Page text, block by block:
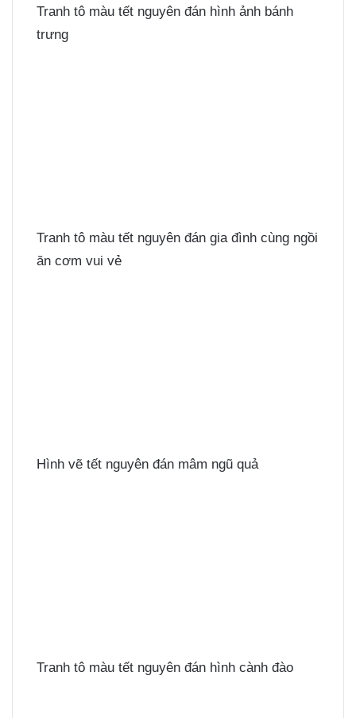
Tranh tô màu tết nguyên đán hình ảnh bánh
trưng
Tranh tô màu tết nguyên đán gia đình cùng ngồi
ăn cơm vui vẻ
Hình vẽ tết nguyên đán mâm ngũ quả
Tranh tô màu tết nguyên đán hình cành đào